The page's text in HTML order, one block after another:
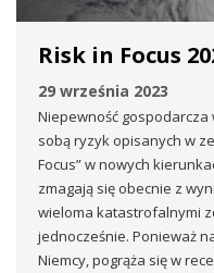
Risk in Focus
29 września 2023
Niepewność gospodarcza
sobą ryzyk opisanych w
Focus” w nowych
zmagają się obecnie z
wieloma katastrofalnymi
jednocześnie. Ponieważ
Niemcy, pogrąża się w